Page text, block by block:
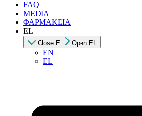
FAQ
MEDIA
ΦΑΡΜΑΚΕΙΑ
EL
Close EL Open EL
EN
EL